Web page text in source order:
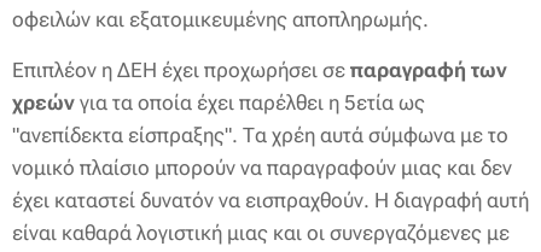
οφειλών και εξατομικευμένης αποπληρωμής.
Επιπλέον η ΔΕΗ έχει προχωρήσει σε παραγραφή των
χρεών για τα οποία έχει παρέλθει η 5ετία ως
"ανεπίδεκτα είσπραξης". Τα χρέη αυτά σύμφωνα με το
νομικό πλαίσιο μπορούν να παραγραφούν μιας και δεν
έχει καταστεί δυνατόν να εισπραχθούν. Η διαγραφή αυτή
είναι καθαρά λογιστική μιας και οι συνεργαζόμενες με